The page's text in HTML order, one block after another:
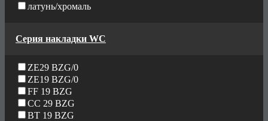
латунь/хромаль
Серия накладки WC
ZE29 BZG/0
ZE19 BZG/0
FF 19 BZG
CC 29 BZG
BT 19 BZG